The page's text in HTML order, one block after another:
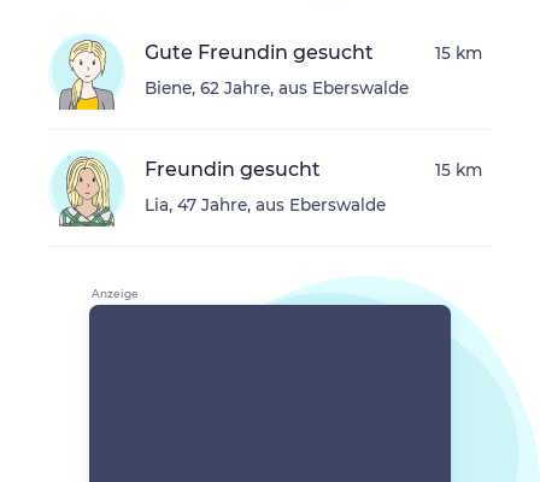
Gute Freundin gesucht
Biene, 62 Jahre, aus Eberswalde
15 km
Freundin gesucht
Lia, 47 Jahre, aus Eberswalde
15 km